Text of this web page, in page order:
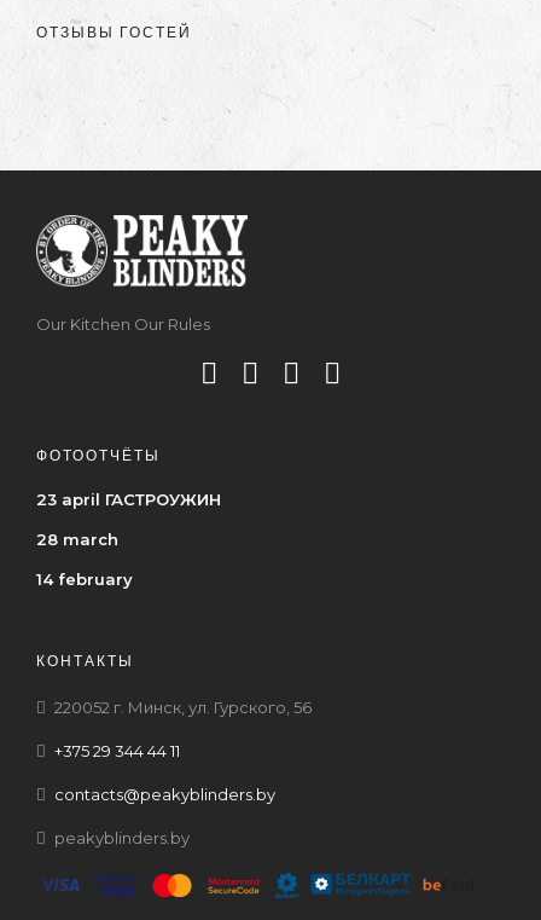
ОТЗЫВЫ ГОСТЕЙ
Our Kitchen Our Rules
ФОТООТЧЁТЫ
23 april ГАСТРОУЖИН
28 march
14 february
КОНТАКТЫ
220052 г. Минск, ул. Гурского, 56
+375 29 344 44 11
contacts@peakyblinders.by
peakyblinders.by